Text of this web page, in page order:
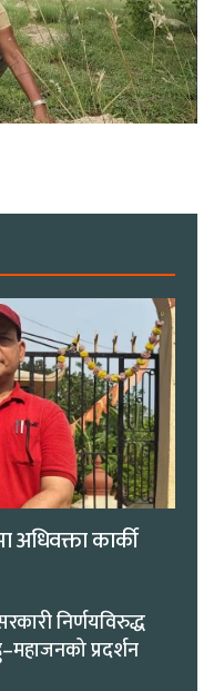
कार्की
निर्णयविरुद्ध
प्रदर्शन